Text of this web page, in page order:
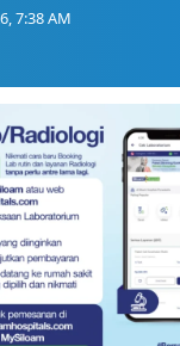
7:38 AM